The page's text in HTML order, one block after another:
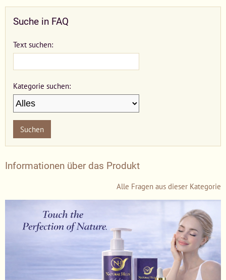
Suche in FAQ
Text suchen:
Kategorie suchen:
Suchen
Informationen über das Produkt
Alle Fragen aus dieser Kategorie